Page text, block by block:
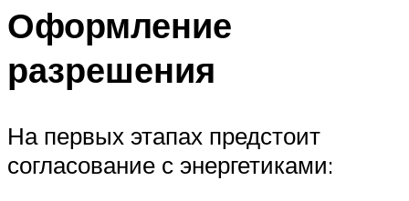
Оформление
разрешения
На первых этапах предстоит
согласование с энергетиками: